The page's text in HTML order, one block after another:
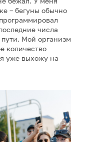
– бегуны обычно
числа
Мой организм
количество
уже выхожу на